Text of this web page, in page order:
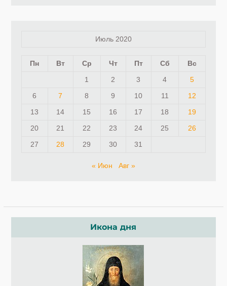
Июль 2020
Пн Вт Ср Чт Пт Сб
Вс
1
2 3 4
5
6
7 8 9 10 11
12
13
14 15 16 17 18
19
20
21 22 23 24 25
26
27
28 29 30 31
« Июн Авг »
Икона дня